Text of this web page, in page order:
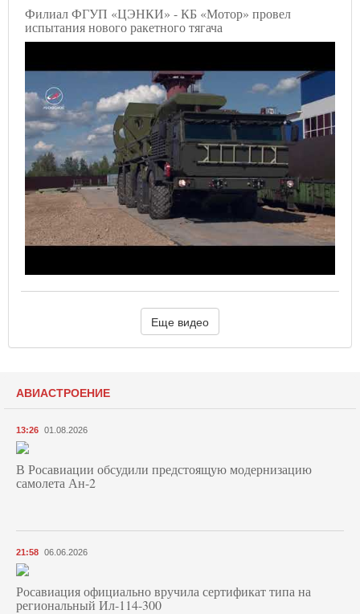
Филиал ФГУП «ЦЭНКИ» - КБ «Мотор» провел
испытания нового ракетного тягача
Еще видео
АВИАСТРОЕНИЕ
13:26 01.08.2026
В Росавиации обсудили предстоящую модернизацию
самолета Ан-2
21:58 06.06.2026
Росавиация официально вручила сертификат типа на
региональный Ил-114-300